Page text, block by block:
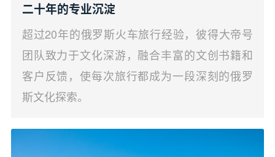
二十年的专业沉淀
超过20年的俄罗斯火车旅行经验，彼得大帝号
团队致力于文化深游，融合丰富的文创书籍和
客户反馈，使每次旅行都成为一段深刻的俄罗
斯文化探索。